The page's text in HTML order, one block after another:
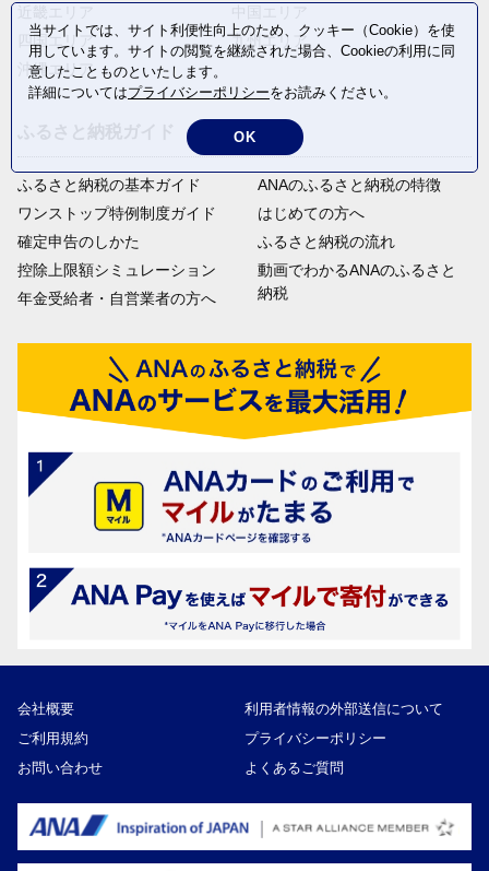
四国エリア
沖縄エリア
九州エリア
ふるさと納税の基本ガイド
ワンストップ特例制度ガイド
確定申告のしかた
控除上限額シミュレーション
年金受給者・自営業者の方へ
ANAのふるさと納税の特徴
はじめての方へ
ふるさと納税の流れ
動画でわかるANAのふるさと
納税
会社概要
利用者情報の外部送信について
ご利用規約
プライバシーポリシー
お問い合わせ
よくあるご質問
当サイトでは、サイト利便性向上のため、クッキー（Cookie）を使
用しています。サイトの閲覧を継続された場合、Cookieの利用に同
意したことものといたします。
詳細についてはプライバシーポリシーをお読みください。
OK